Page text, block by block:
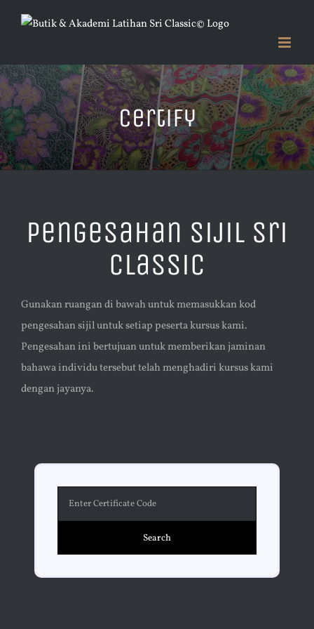
Certify
Pengesahan Sijil Sri
Classic
Gunakan ruangan di bawah untuk memasukkan kod
pengesahan sijil untuk setiap peserta kursus kami.
Pengesahan ini bertujuan untuk memberikan jaminan
bahawa individu tersebut telah menghadiri kursus kami
dengan jayanya.